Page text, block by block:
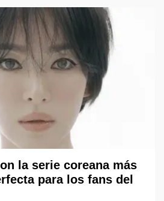
la serie coreana más
para los fans del